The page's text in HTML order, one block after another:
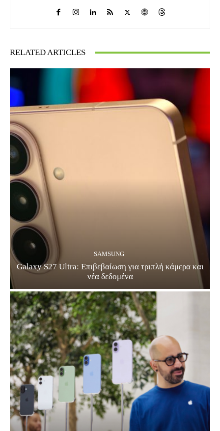
RELATED ARTICLES
SAMSUNG
Galaxy S27 Ultra: Επιβεβαίωση για τριπλή κάμερα και
νέα δεδομένα